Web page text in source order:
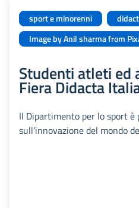
sport e minorenni
Image by Anil sharma from
Studenti atleti ed
Fiera Didacta
Il Dipartimento per lo sport è
sull'innovazione del mondo